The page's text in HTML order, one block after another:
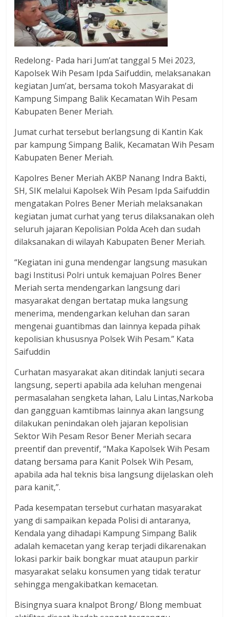
Redelong- Pada hari Jum’at tanggal 5 Mei 2023,
Kapolsek Wih Pesam Ipda Saifuddin, melaksanakan
kegiatan Jum’at, bersama tokoh Masyarakat di
Kampung Simpang Balik Kecamatan Wih Pesam
Kabupaten Bener Meriah.
Jumat curhat tersebut berlangsung di Kantin Kak
par kampung Simpang Balik, Kecamatan Wih Pesam
Kabupaten Bener Meriah.
Kapolres Bener Meriah AKBP Nanang Indra Bakti,
SH, SIK melalui Kapolsek Wih Pesam Ipda Saifuddin
mengatakan Polres Bener Meriah melaksanakan
kegiatan jumat curhat yang terus dilaksanakan oleh
seluruh jajaran Kepolisian Polda Aceh dan sudah
dilaksanakan di wilayah Kabupaten Bener Meriah.
“Kegiatan ini guna mendengar langsung masukan
bagi Institusi Polri untuk kemajuan Polres Bener
Meriah serta mendengarkan langsung dari
masyarakat dengan bertatap muka langsung
menerima, mendengarkan keluhan dan saran
mengenai guantibmas dan lainnya kepada pihak
kepolisian khususnya Polsek Wih Pesam.” Kata
Saifuddin
Curhatan masyarakat akan ditindak lanjuti secara
langsung, seperti apabila ada keluhan mengenai
permasalahan sengketa lahan, Lalu Lintas,Narkoba
dan gangguan kamtibmas lainnya akan langsung
dilakukan penindakan oleh jajaran kepolisian
Sektor Wih Pesam Resor Bener Meriah secara
preentif dan preventif, “Maka Kapolsek Wih Pesam
datang bersama para Kanit Polsek Wih Pesam,
apabila ada hal teknis bisa langsung dijelaskan oleh
para kanit,”.
Pada kesempatan tersebut curhatan masyarakat
yang di sampaikan kepada Polisi di antaranya,
Kendala yang dihadapi Kampung Simpang Balik
adalah kemacetan yang kerap terjadi dikarenakan
lokasi parkir baik bongkar muat ataupun parkir
masyarakat selaku konsumen yang tidak teratur
sehingga mengakibatkan kemacetan.
Bisingnya suara knalpot Brong/ Blong membuat